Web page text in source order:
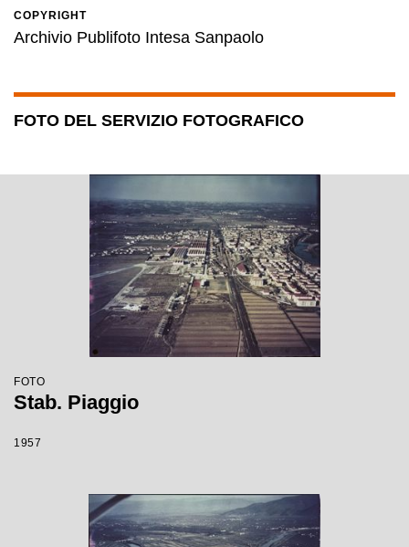
COPYRIGHT
Archivio Publifoto Intesa Sanpaolo
FOTO DEL SERVIZIO FOTOGRAFICO
FOTO
Stab. Piaggio
1957